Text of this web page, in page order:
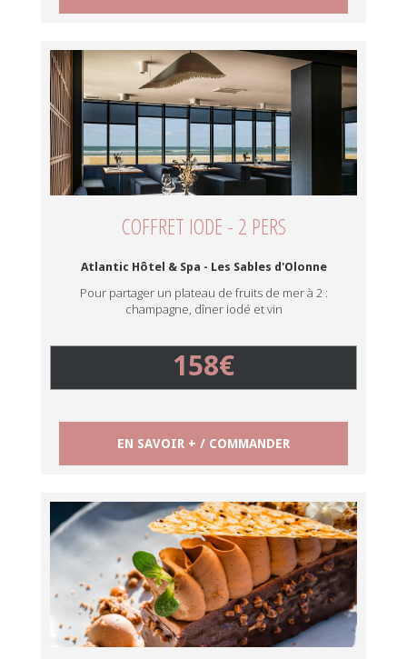
COFFRET IODE - 2 PERS
Atlantic Hôtel & Spa - Les Sables d'Olonne
Pour partager un plateau de fruits de mer à 2 :
champagne, dîner iodé et vin
158€
EN SAVOIR + / COMMANDER